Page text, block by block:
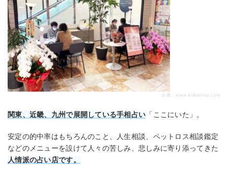
出典：www.kokoni-ta.com
関東、近畿、九州で展開している手相占い 「ここにいた」。
安定の的中率はもちろんのこと、人生相談、ペットロス相談鑑定
などのメニューを設けて人々の苦しみ、悲しみに寄り添ってきた
人情派の占い店です。